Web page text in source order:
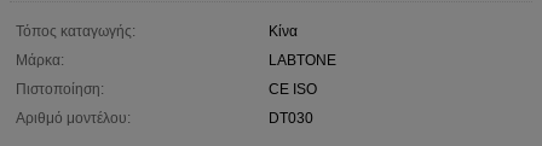
Τόπος καταγωγής:
Κίνα
Μάρκα:
LABTONE
Πιστοποίηση:
CE ISO
Αριθμό μοντέλου:
DT030